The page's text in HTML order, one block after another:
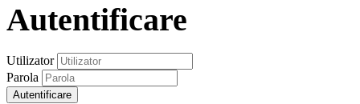
Autentificare
Utilizator
Parola
Autentificare